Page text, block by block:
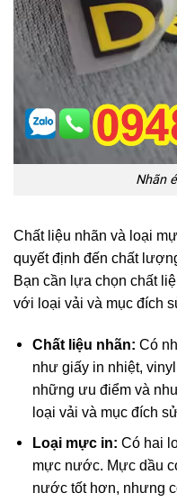
Nhãn
Chất liệu nhãn và loại
quyết định đến chất
Bạn cần lựa chọn chất
với loại vải và mục đích
Chất liệu nhãn: Có
như giấy in nhiệt,
những ưu điểm và
loại vải và mục đích
Loại mực in: Có hai
mực nước. Mực dầu
nước tốt hơn, nhưng